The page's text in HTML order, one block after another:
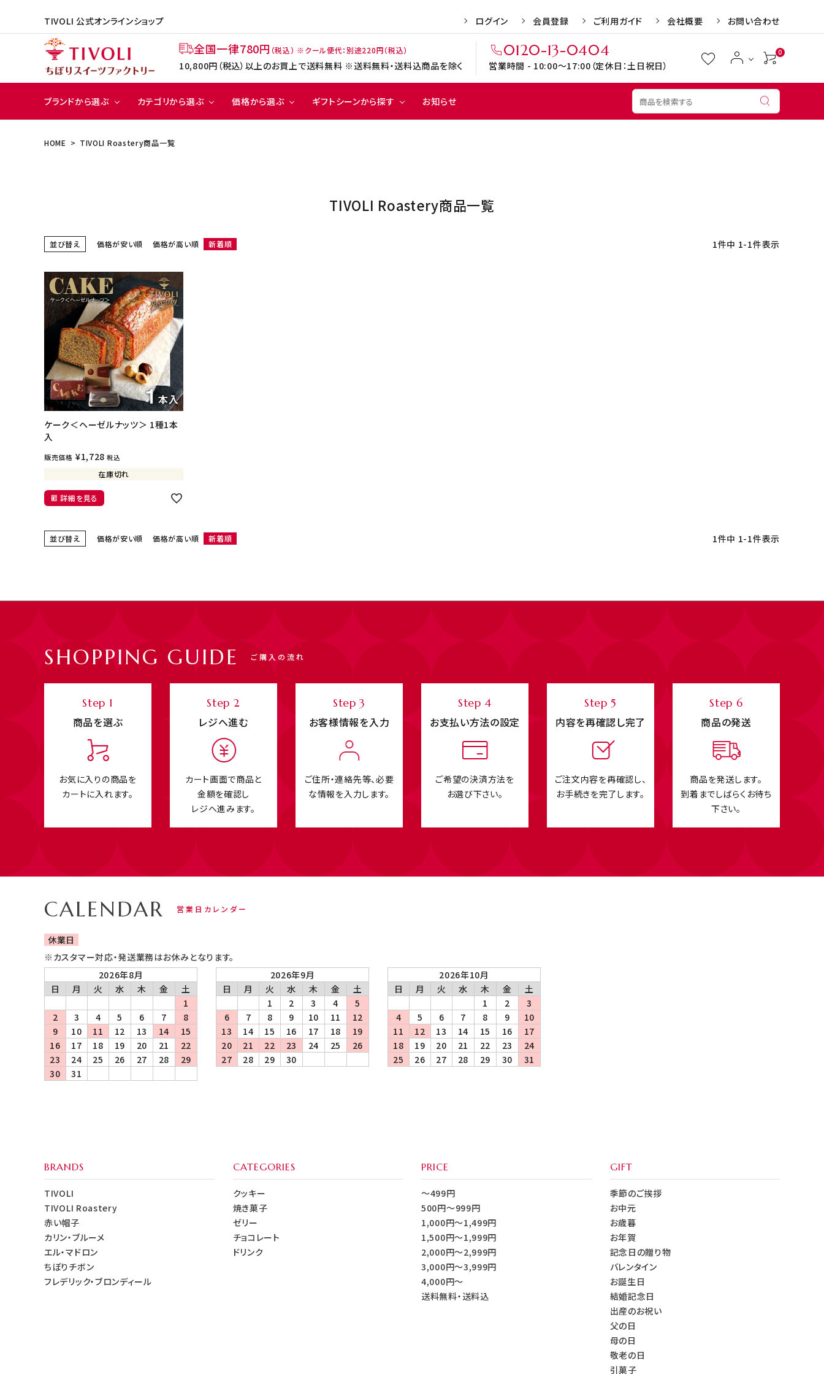
TIVOLI 公式オンラインショップ ログイン 会員登録 ご利用ガイド 会社概要 お問い合わせ
全国一律780円 （税込） ※クール便代：別途220円（税込）
10,800円（税込）以上のお買上で送料無料 ※送料無料・送料込商品を除く
0120-13-0404
営業時間 - 10:00～17:00（定休日：土日祝日）
0
ブランドから選ぶ
フレデリック・ブロンディール
カテゴリから選ぶ 価格から選ぶ ギフトシーンから探す
出産のお祝い 父の日
お知らせ
CATEGORIES カテゴリから選ぶ
価格から探す
ギフトシーンから探す
ご利用ガイド
プライバシーポリシー
特定商取引法について
HOME TIVOLI Roastery商品一覧
TIVOLI Roastery商品一覧
並び替え 価格が安い順 価格が高い順 新着順 1件中 1-1件表示
ケーク＜ヘーゼルナッツ＞ 1種1本
入
販売価格 ¥1,728 税込
在庫切れ
詳細を見る
並び替え 価格が安い順 価格が高い順 新着順 1件中 1-1件表示
SHOPPING GUIDE ご購入の流れ
Step 1
商品を選ぶ
お気に入りの商品を
カートに入れます。
Step 2
レジへ進む
カート画面で商品と
金額を確認し
レジへ進みます。
Step 3
お客様情報を入力
ご住所・連絡先等、必要
な情報を入力します。
Step 4
お支払い方法の設定
ご希望の決済方法を
お選び下さい。
Step 5
内容を再確認し完了
ご注文内容を再確認し、
お手続きを完了します。
Step 6
商品の発送
商品を発送します。
到着までしばらくお待ち
下さい。
CALENDAR 営業日カレンダー
休業日
※カスタマー対応・発送業務はお休みとなります。
2026年8月
日
月 火 水 木 金
土
1
2
3 4 5 6 7
8
9
10 11 12 13 14
15
16
17 18 19 20 21
22
23
24 25 26 27 28
29
30
31
2026年9月
日
月 火 水 木 金
土
1
2 3 4
5
6
7 8 9 10 11
12
13
14 15 16 17 18
19
20
21 22 23 24 25
26
27
28 29 30
2026年10月
日
月 火 水 木 金
土
1
2
3
4
5 6 7 8 9
10
11
12 13 14 15 16
17
18
19 20 21 22 23
24
25
26 27 28 29 30 31
BRANDS
TIVOLI
TIVOLI Roastery
赤い帽子
カリン・ブルーメ
エル・マドロン
ちぼりチボン
フレデリック・ブロンディール
CATEGORIES
クッキー
焼き菓子
ゼリー
チョコレート
ドリンク
PRICE
～499円
500円～999円
1,000円～1,499円
1,500円～1,999円
2,000円～2,999円
3,000円～3,999円
4,000円～
送料無料・送料込
GIFT
季節のご挨拶
お中元
お歳暮
お年賀
記念日の贈り物
バレンタイン
お誕生日
結婚記念日
出産のお祝い
父の日
母の日
敬老の日
引菓子